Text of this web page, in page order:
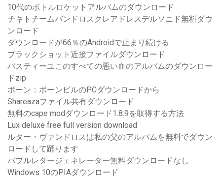
10代のボトルロケットアルバムのダウンロード
チキトチームバンドロスクレアドレスデルソニド無料ダウ
ンロード
ダウンロードが66％のAndroidで止まり続ける
ブラックショット近接ファイルダウンロード
バスティーユこのすべての悪い血のアルバムのダウンロー
ドzip
ボーン：ボーンビルのPCダウンロードから
Shareazaファイル共有ダウンロード
無料のcape modダウンロード1.8.9を取得する方法
Lux deluxe free full version download
ルター・ヴァンドロスは私の父のアルバムを無料でダウン
ロードして踊ります
バブルレタージェネレーター無料ダウンロードなし
Windows 10のPIAダウンロード